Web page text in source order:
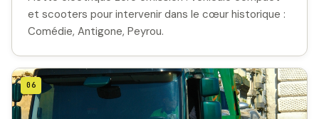
et scooters pour intervenir dans le cœur historique :
Comédie, Antigone, Peyrou.
06